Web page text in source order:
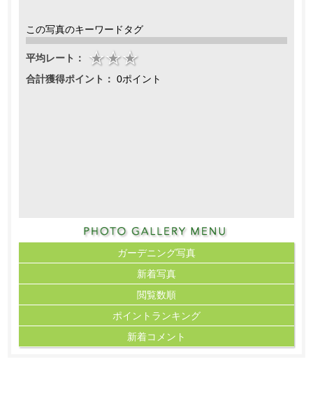
この写真のキーワードタグ
平均レート：
合計獲得ポイント： 0ポイント
ガーデニング写真
新着写真
閲覧数順
ポイント ランキング
新着コメント